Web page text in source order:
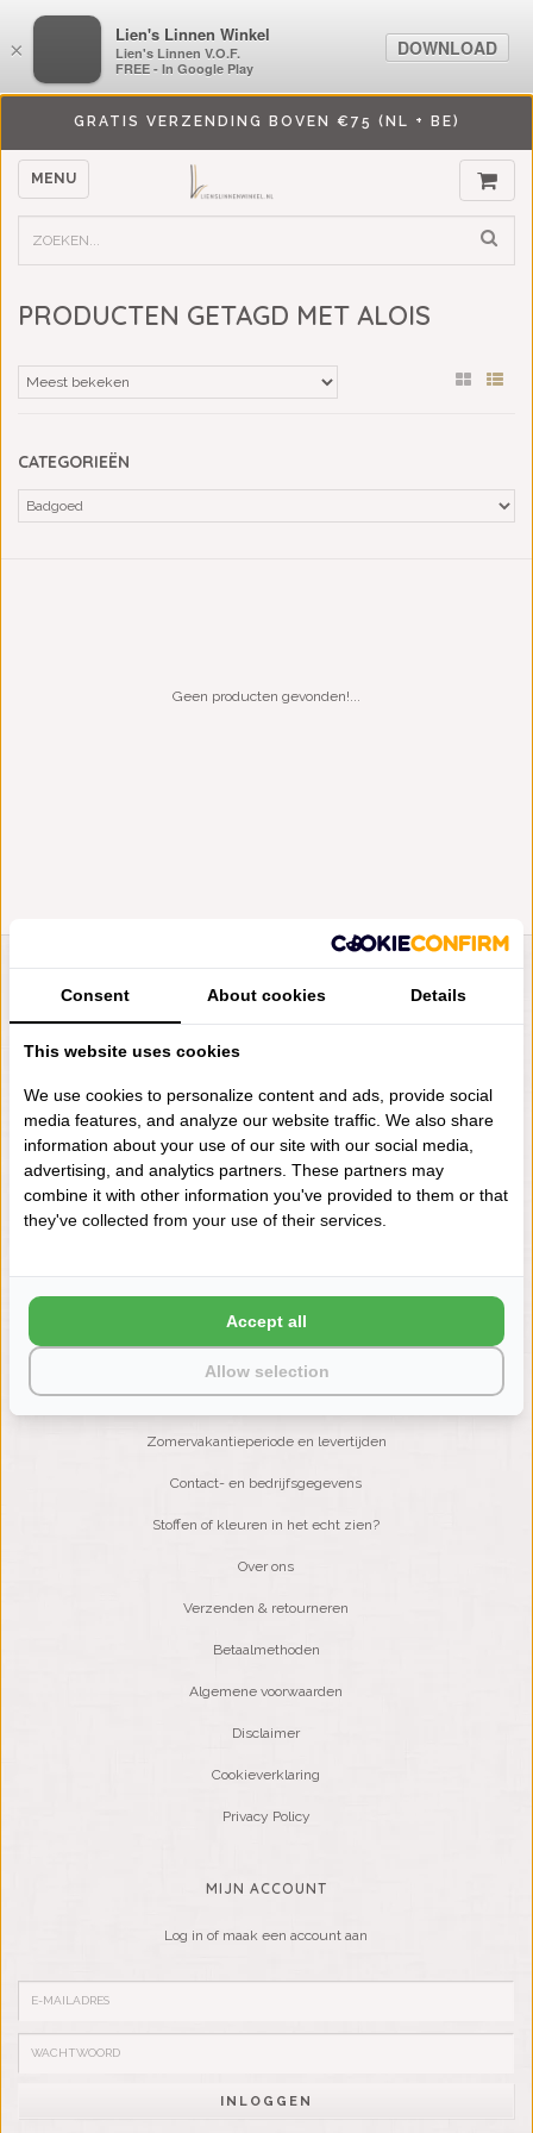
GRATIS VERZENDING BOVEN €75 (NL + BE)
MENU
PRODUCTEN GETAGD MET ALOIS
CATEGORIEËN
Geen producten gevonden!...
LIENSLINNENWINKEL.NL
VRAGEN? BEL DAN
+31 (0) 575 511817
NIEUWSBRIEF
Wilt u op de hoogte blijven?
Word lid van onze mailinglijst:
KLANTENSERVICE
Zomervakantieperiode en levertijden
Contact- en bedrijfsgegevens
Stoffen of kleuren in het echt zien?
Over ons
Verzenden & retourneren
Betaalmethoden
Algemene voorwaarden
Disclaimer
Cookieverklaring
Privacy Policy
MIJN ACCOUNT
Log in of maak een account aan
INLOGGEN
×
LiensLinnenwinkel.nl
Lien's Linnen V.O.F.
FREE - In Google Play
DOWNLOAD
Consent About cookies Details
This website uses cookies
We use cookies to personalize content and ads, provide social
media features, and analyze our website traffic. We also share
information about your use of our site with our social media,
advertising, and analytics partners. These partners may
combine it with other information you've provided to them or that
they've collected from your use of their services.
Allow selection
Accept all
×
Lien's Linnen Winkel
Lien's Linnen V.O.F.
FREE - In Google Play
DOWNLOAD